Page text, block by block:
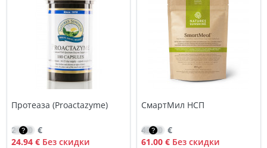
Протеаза (Proactazyme)
21.20 €
24.94 €Без скидки
СмартМил НСП
43.60 €
61.00 € Без скидки